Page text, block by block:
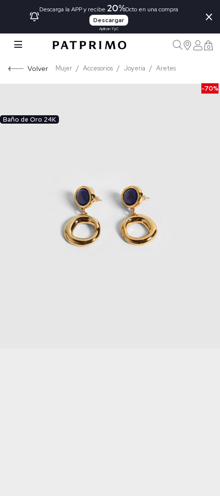
Descarga la APP y recibe 20%Dcto en una compra
Descargar
Aplican TyC
×
0
Volver Mujer Accesorios Joyeria Aretes
-70%
Baño de Oro 24K